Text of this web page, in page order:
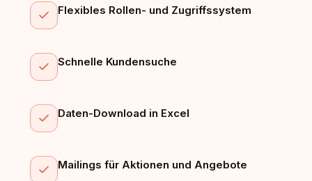
Flexibles Rollen- und Zugriffssystem
Schnelle Kundensuche
Daten-Download in Excel
Mailings für Aktionen und Angebote